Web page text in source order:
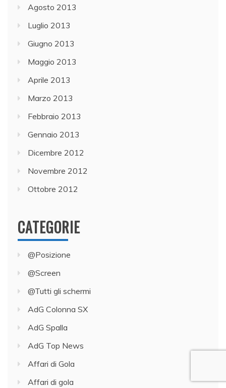
Agosto 2013
Luglio 2013
Giugno 2013
Maggio 2013
Aprile 2013
Marzo 2013
Febbraio 2013
Gennaio 2013
Dicembre 2012
Novembre 2012
Ottobre 2012
CATEGORIE
@Posizione
@Screen
@Tutti gli schermi
AdG Colonna SX
AdG Spalla
AdG Top News
Affari di Gola
Affari di gola